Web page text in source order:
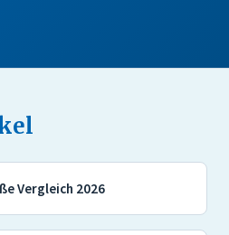
Vergleich 2026